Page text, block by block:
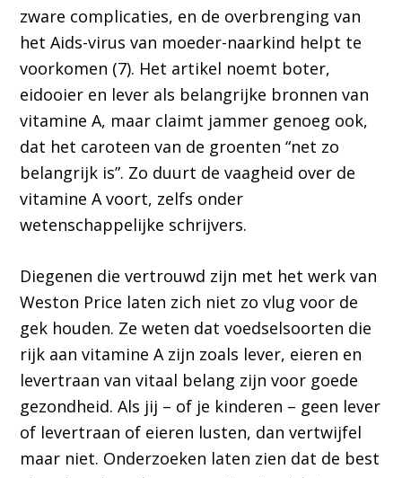
zware complicaties, en de overbrenging van
het Aids-virus van moeder-naarkind helpt te
voorkomen (7). Het artikel noemt boter,
eidooier en lever als belangrijke bronnen van
vitamine A, maar claimt jammer genoeg ook,
dat het caroteen van de groenten “net zo
belangrijk is”. Zo duurt de vaagheid over de
vitamine A voort, zelfs onder
wetenschappelijke schrijvers.
Diegenen die vertrouwd zijn met het werk van
Weston Price laten zich niet zo vlug voor de
gek houden. Ze weten dat voedselsoorten die
rijk aan vitamine A zijn zoals lever, eieren en
levertraan van vitaal belang zijn voor goede
gezondheid. Als jij – of je kinderen – geen lever
of levertraan of eieren lusten, dan vertwijfel
maar niet. Onderzoeken laten zien dat de best